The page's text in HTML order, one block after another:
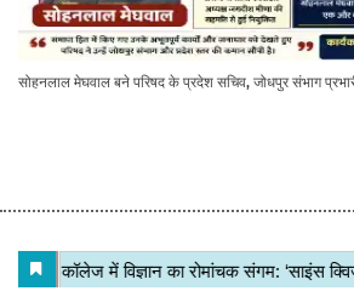
सोहनलाल मेघवाल बने परिषद के प्रदेश सचिव, जोधपुर संभाग प्रभारी